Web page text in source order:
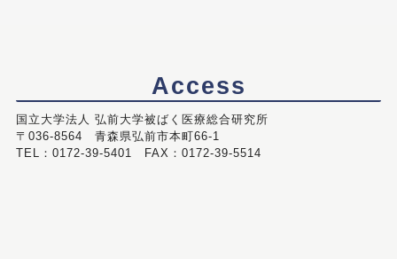
Access
国立大学法人 弘前大学被ばく医療総合研究所
〒036-8564 青森県弘前市本町66-1
TEL：0172-39-5401 FAX：0172-39-5514